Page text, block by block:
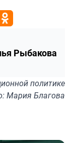
Рыбакова
политике
Мария Благова